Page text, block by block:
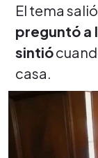
El tema
preguntó a
sintió
casa.